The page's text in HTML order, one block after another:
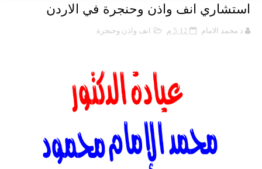
استشاري انف واذن وحنجرة في الاردن
د محمد الامام 5:12 م انف واذن وحنجرة